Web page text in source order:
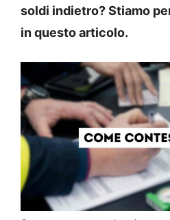
soldi indietro? Stiamo
in questo articolo.